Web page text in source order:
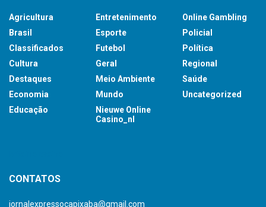
Agricultura
Brasil
Classificados
Cultura
Destaques
Economia
Educação
Entretenimento
Esporte
Futebol
Geral
Meio Ambiente
Mundo
Nieuwe Online
Casino_nl
Online Gambling
Policial
Política
Regional
Saúde
Uncategorized
CONTATOS
jornalexpressocapixaba@gmail.com